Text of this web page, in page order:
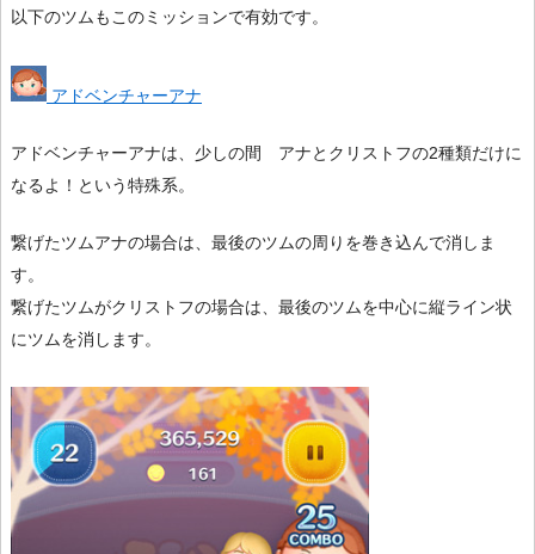
以下のツムもこのミッションで有効です。
アドベンチャーアナ
アドベンチャーアナは、少しの間 アナとクリストフの2種類だけに
なるよ！という特殊系。
繋げたツムアナの場合は、最後のツムの周りを巻き込んで消しま
す。
繋げたツムがクリストフの場合は、最後のツムを中心に縦ライン状
にツムを消します。